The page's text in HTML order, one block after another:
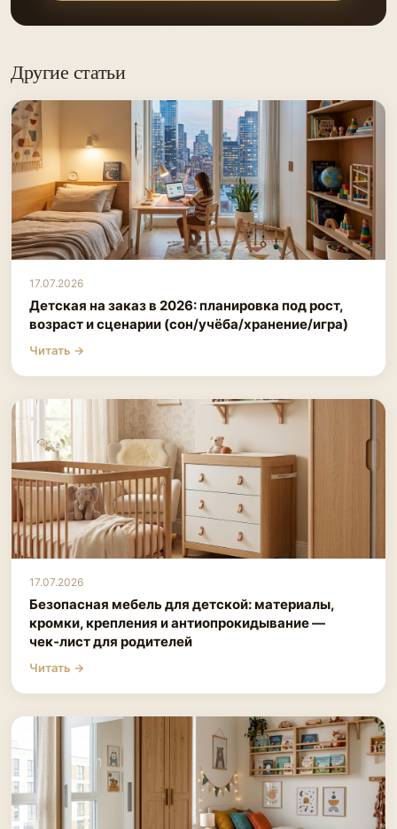
Другие статьи
17.07.2026
Детская на заказ в 2026: планировка под рост,
возраст и сценарии (сон/учёба/хранение/игра)
Читать →
17.07.2026
Безопасная мебель для детской: материалы,
кромки, крепления и антиопрокидывание —
чек‑лист для родителей
Читать →